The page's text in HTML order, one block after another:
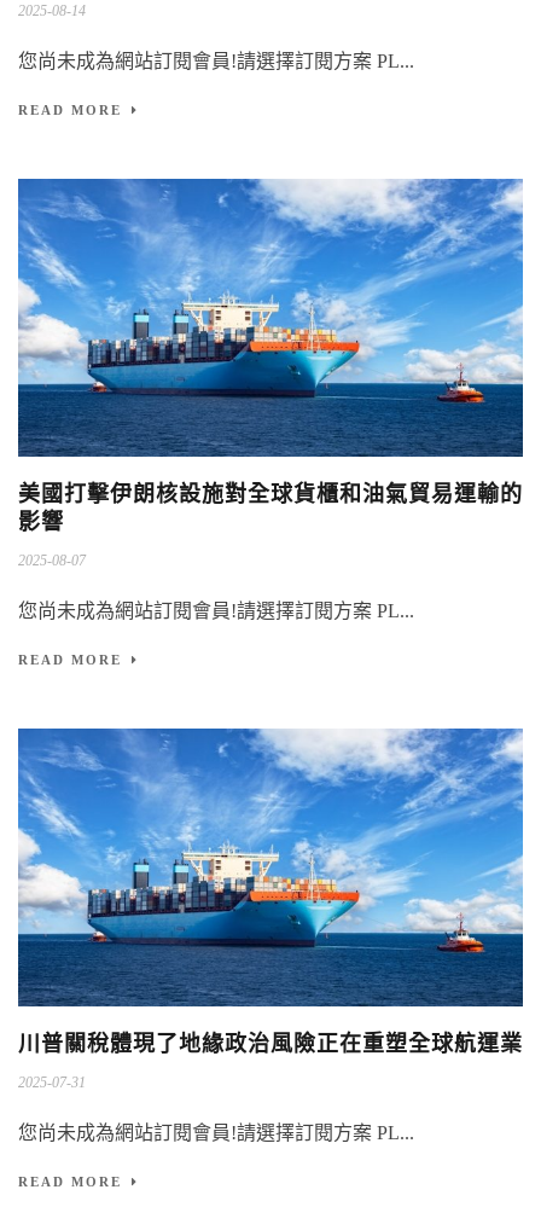
2025-08-14
您尚未成為網站訂閱會員!請選擇訂閱方案 PL...
READ MORE
美國打擊伊朗核設施對全球貨櫃和油氣貿易運輸的
影響
2025-08-07
您尚未成為網站訂閱會員!請選擇訂閱方案 PL...
READ MORE
川普關稅體現了地緣政治風險正在重塑全球航運業
2025-07-31
您尚未成為網站訂閱會員!請選擇訂閱方案 PL...
READ MORE